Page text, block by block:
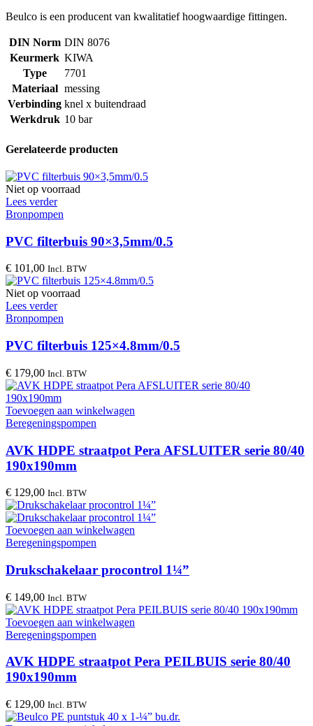
Beulco is een producent van kwalitatief hoogwaardige fittingen.
DIN Norm DIN 8076
Keurmerk KIWA
Type
7701
Materiaal messing
Verbinding knel x buitendraad
Werkdruk 10 bar
Gerelateerde producten
Niet op voorraad
Lees verder
Bronpompen
PVC filterbuis 90×3,5mm/0.5
€ 101,00 Incl. BTW
Niet op voorraad
Lees verder
Bronpompen
PVC filterbuis 125×4.8mm/0.5
€ 179,00 Incl. BTW
Toevoegen aan winkelwagen
Beregeningspompen
AVK HDPE straatpot Pera AFSLUITER serie 80/40
190x190mm
€ 129,00 Incl. BTW
Toevoegen aan winkelwagen
Beregeningspompen
Drukschakelaar procontrol 1¼”
€ 149,00 Incl. BTW
Toevoegen aan winkelwagen
Beregeningspompen
AVK HDPE straatpot Pera PEILBUIS serie 80/40
190x190mm
€ 129,00 Incl. BTW